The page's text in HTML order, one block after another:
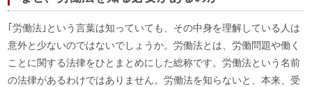
｢労働法｣という言葉は知っていても、その中身を理解している人は
意外と少ないのではないでしょうか。労働法とは、労働問題や働く
ことに関する法律をひとまとめにした総称です。労働法という名前
の法律があるわけではありません。労働法を知らないと、本来、受